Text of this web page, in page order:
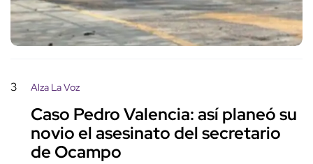
3 Alza La Voz
Caso Pedro Valencia: así planeó su
novio el asesinato del secretario
de Ocampo